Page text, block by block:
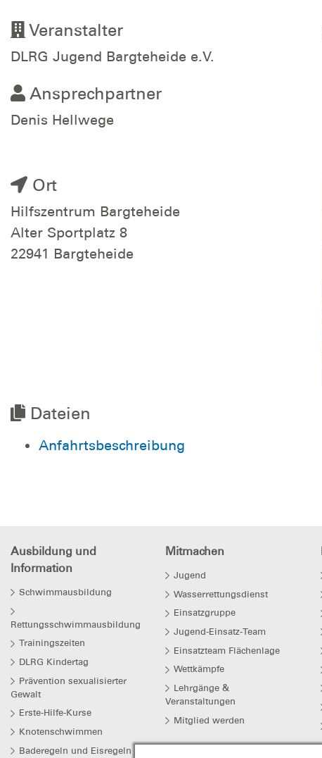
Veranstalter
DLRG Jugend Bargteheide e.V.
Ansprechpartner
Denis Hellwege
Ort
Hilfszentrum Bargteheide
Alter Sportplatz 8
22941 Bargteheide
Dateien
Anfahrtsbeschreibung
Ausbildung und
Information
Schwimmausbildung
Rettungsschwimmausbildung
Trainingszeiten
DLRG Kindertag
Prävention sexualisierter
Gewalt
Erste-Hilfe-Kurse
Knotenschwimmen
Baderegeln und Eisregeln
Mitmachen
Jugend
Wasserrettungsdienst
Einsatzgruppe
Jugend-Einsatz-Team
Einsatzteam Flächenlage
Wettkämpfe
Lehrgänge &
Veranstaltungen
Mitglied werden